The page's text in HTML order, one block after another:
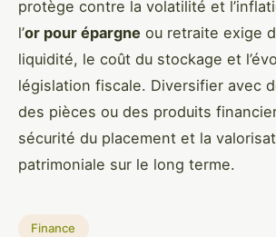
protège contre la volatilité et
l’or pour épargne ou retraite exige
liquidité, le coût du stockage et
législation fiscale. Diversifier avec
des pièces ou des produits
sécurité du placement et la
patrimoniale sur le long terme.
Finance